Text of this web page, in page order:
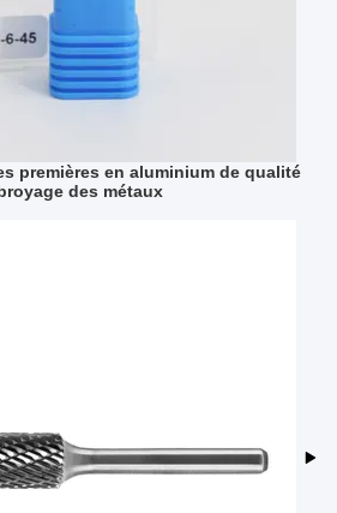
premières en aluminium de qualité
des métaux